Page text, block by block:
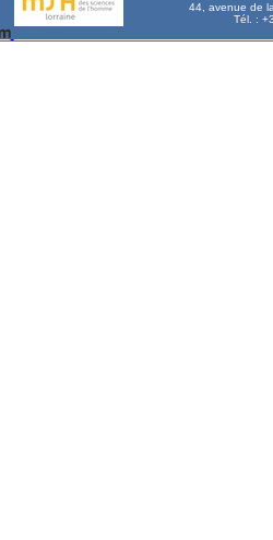
44, avenue de
Tél. :